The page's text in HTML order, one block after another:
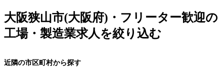
大阪狭山市(大阪府)・フリーター歓迎の
工場・製造業求人を絞り込む
近隣の市区町村から探す